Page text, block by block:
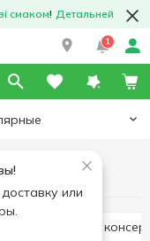
смаком! Детальней
1
или
Печень трески